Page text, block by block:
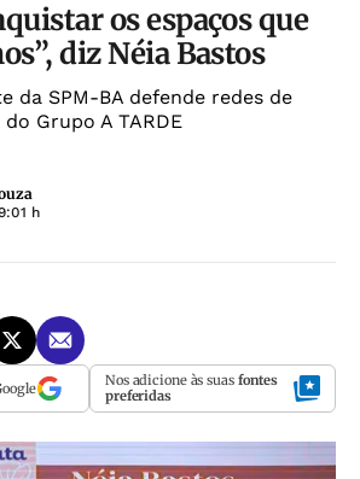
os espaços que
diz Néia Bastos
da SPM-BA defende redes de
Grupo A TARDE
h
Nos adicione às suas fontes
preferidas